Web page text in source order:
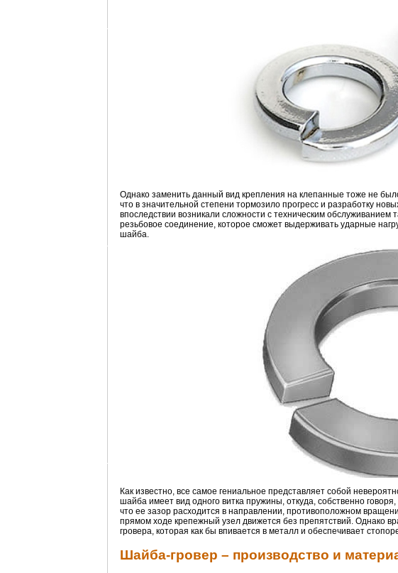
Однако заменить данный вид крепления на клепанные тоже не
что в значительной степени тормозило прогресс и разработку
впоследствии возникали сложности с техническим
резьбовое соединение, которое сможет выдерживать ударные
шайба.
Как известно, все самое гениальное представляет собой
шайба имеет вид одного витка пружины, откуда, собственно
что ее зазор расходится в направлении, противоположном
прямом ходе крепежный узел движется без препятствий. Однако
гровера, которая как бы впивается в металл и обеспечивает
Шайба-гровер – производство и